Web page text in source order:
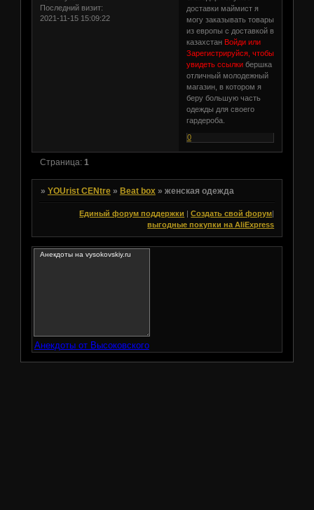
Последний визит:
2021-11-15 15:09:22
доставки маймист я
могу заказывать товары
из европы с доставкой в
казахстан Войди или
Зарегистрируйся, чтобы
увидеть ссылкибершка
отличный молодежный
магазин, в котором я
беру большую часть
одежды для своего
гардероба.
0
Страница: 1
» YOUrist CENtre » Beat box » женская одежда
Единый форум поддержки |Создать свой форум|
выгодные покупки на AliExpress
Анекдоты от Высоковского